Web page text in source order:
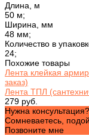
Длина, м
50 м;
Ширина, мм
48 мм;
Количество в
24;
Похожие товары
Лента клейкая
заказ)
Лента ТПЛ
279 руб.
Нужна консультация?
Сомневаетесь,
Позвоните мне